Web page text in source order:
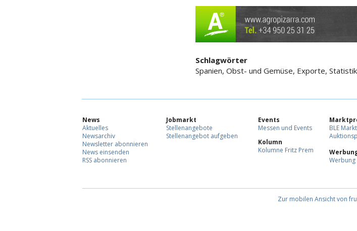
Schlagwörter
Spanien, Obst- und Gemüse, Exporte, Statistik
News
Aktuelles
Newsarchiv
Newsletter abonnieren
News einsenden
RSS abonnieren
Jobmarkt
Stellenangebote
Stellenangebot aufgeben
Events
Messen und Events
Kolumn
Kolumne Fritz Prem
BLE
Zur mobilen Ansicht von